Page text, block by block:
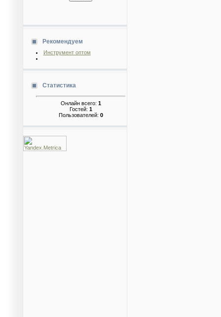
Рекомендуем
Инструмент оптом
Статистика
Онлайн всего: 1
Гостей: 1
Пользователей: 0